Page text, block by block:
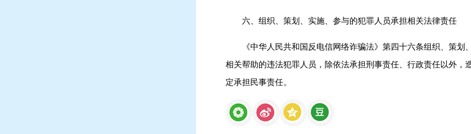
六、组织、策划、实施、参与的犯罪人员承担相关法律责任
《中华人民共和国反电信网络诈骗法》第四十六条组织、策
相关帮助的违法犯罪人员，除依法承担刑事责任、行政责任以外
定承担民事责任。